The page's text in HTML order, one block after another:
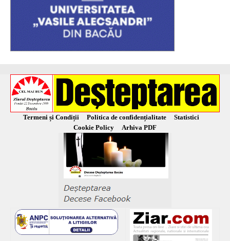
Termeni și Condiții Politica de confidențialitate
Statistici
Cookie Policy
Arhiva PDF